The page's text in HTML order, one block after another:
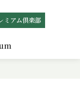
ミアム倶楽部